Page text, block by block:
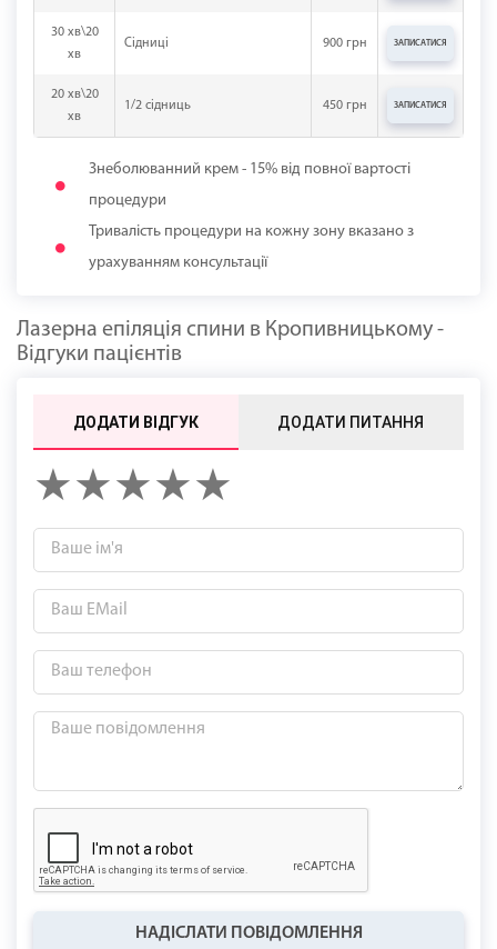
30 хв\20
хв
Сідниці 900 грн ЗАПИСАТИСЯ
20 хв\20
хв
1/2 сідниць 450 грн ЗАПИСАТИСЯ
Знеболюванний крем - 15% від повної вартості
процедури
Тривалість процедури на кожну зону вказано з
урахуванням консультації
Лазерна епіляція спини в Кропивницькому -
Відгуки пацієнтів
ДОДАТИ ВІДГУК ДОДАТИ ПИТАННЯ
НАДІСЛАТИ ПОВІДОМЛЕННЯ